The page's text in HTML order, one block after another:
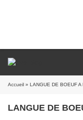
Accueil » LANGUE DE BOEUF A
LANGUE DE